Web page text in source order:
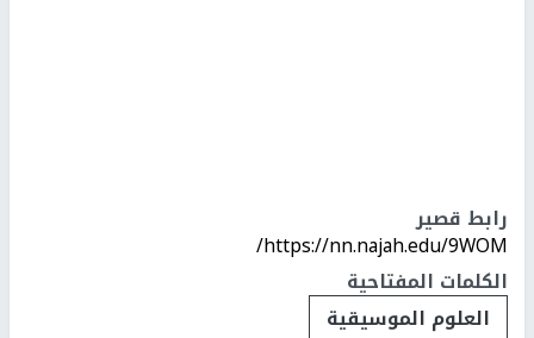
رابط قصير
https://nn.najah.edu/9WOM/
الكلمات المفتاحية
العلوم الموسيقية